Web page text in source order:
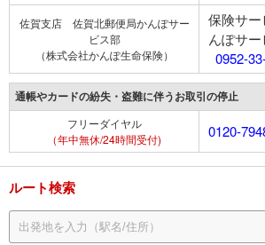
佐賀支店 佐賀北郵便局かんぽサー
ビス部
（株式会社かんぽ生命保険）
保険サ
んぽサー
0952-
通帳やカードの紛失・盗難に伴うお取引の停止
フリーダイヤル
（年中無休/24時間受付)
0120-
ルート検索